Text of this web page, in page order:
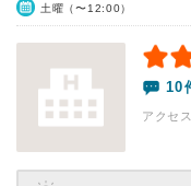
土曜（〜12:00）
10
アクセ